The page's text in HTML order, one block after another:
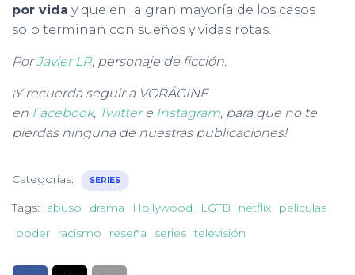
por vida y que en la gran mayoría de los casos
solo terminan con sueños y vidas rotas.
PorJavier LR, personaje de ficción.
¡Y recuerda seguir a VORÁGINE
en Facebook, Twittere Instagram, para que no te
pierdas ninguna de nuestras publicaciones!
Categorías: SERIES
Tags: abuso drama Hollywood LGTB netflix
películas
poder
racismo reseña series televisión